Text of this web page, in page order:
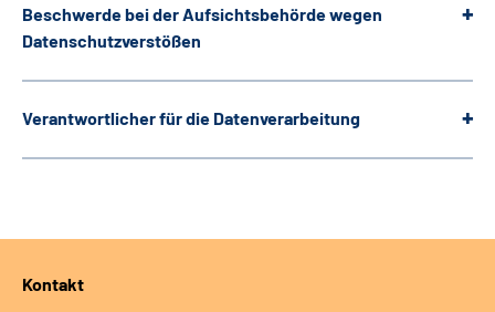
Beschwerde bei der Aufsichtsbehörde wegen
Datenschutzverstößen
Verantwortlicher für die Datenverarbeitung
Kontakt